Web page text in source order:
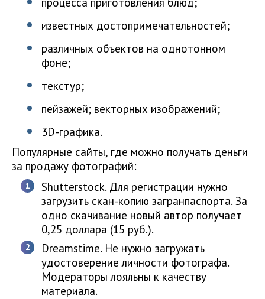
известных достопримечательностей;
различных объектов на однотонном
фоне;
текстур;
пейзажей; векторных изображений;
3D-графика.
Популярные сайты, где можно получать деньги
за продажу фотографий:
Shutterstock. Для регистрации нужно
загрузить скан-копию загранпаспорта. За
одно скачивание новый автор получает
0,25 доллара (15 руб.).
Dreamstime. Не нужно загружать
удостоверение личности фотографа.
Модераторы лояльны к качеству
материала.